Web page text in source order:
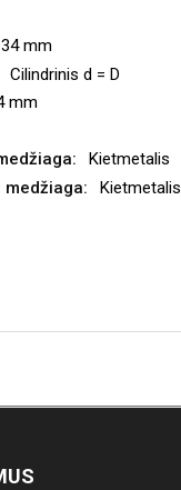
34 mm
Cilindrinis d = D
mm
Kietmetalis
Kietmetalis